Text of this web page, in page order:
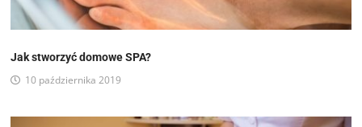
Jak stworzyć domowe SPA?
10 października 2019